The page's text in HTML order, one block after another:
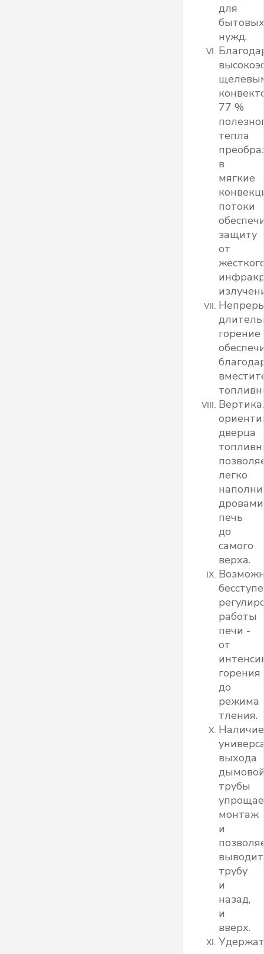
для
бытовых
нужд.
77 %
тепла
в
мягкие
потоки
защиту
от
горение
дверца
легко
дровами
печь
до
самого
верха.
работы
печи -
от
горения
до
режима
тления.
Наличие
выхода
трубы
монтаж
и
трубу
и
назад,
и
вверх.